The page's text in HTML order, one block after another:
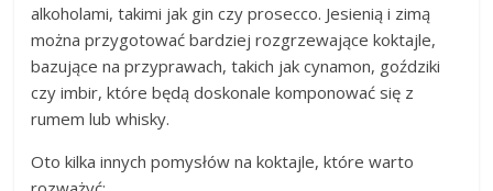
alkoholami, takimi jak gin czy prosecco. Jesienią i zimą
można przygotować bardziej rozgrzewające koktajle,
bazujące na przyprawach, takich jak cynamon, goździki
czy imbir, które będą doskonale komponować się z
rumem lub whisky.
Oto kilka innych pomysłów na koktajle, które warto